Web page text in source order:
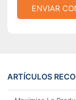
ENVIAR
ARTÍCULOS